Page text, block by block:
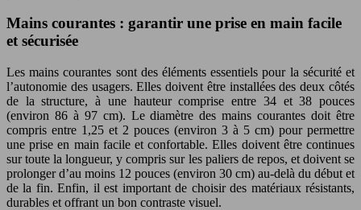
Mains courantes : garantir une prise en main facile
et sécurisée
Les mains courantes sont des éléments essentiels pour la sécurité et
l’autonomie des usagers. Elles doivent être installées des deux côtés
de la structure, à une hauteur comprise entre 34 et 38 pouces
(environ 86 à 97 cm). Le diamètre des mains courantes doit être
compris entre 1,25 et 2 pouces (environ 3 à 5 cm) pour permettre
une prise en main facile et confortable. Elles doivent être continues
sur toute la longueur, y compris sur les paliers de repos, et doivent se
prolonger d’au moins 12 pouces (environ 30 cm) au-delà du début et
de la fin. Enfin, il est important de choisir des matériaux résistants,
durables et offrant un bon contraste visuel.